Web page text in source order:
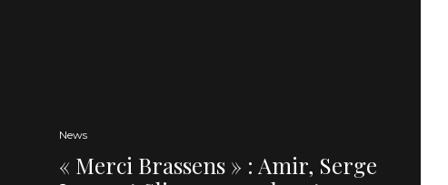
News
« Merci Brassens » : Amir, Serge